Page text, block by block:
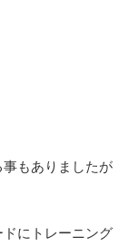
もありましたが
にトレーニング